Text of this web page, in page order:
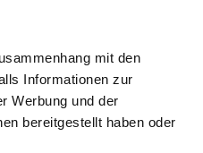
mit den
Informationen zur
Werbung und der
bereitgestellt haben oder